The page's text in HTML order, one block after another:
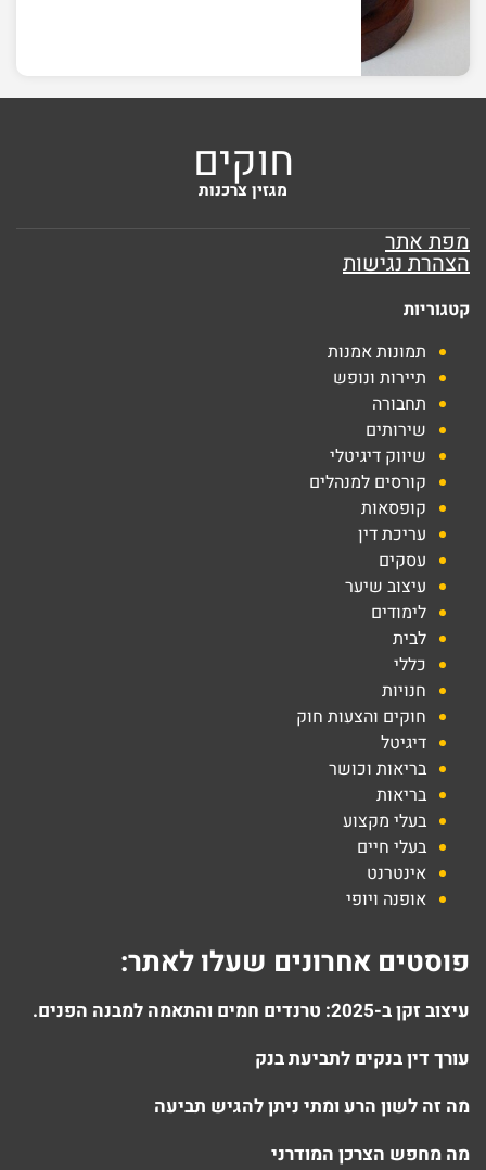
חוקים
מגזין צרכנות
מפת אתר
הצהרת נגישות
קטגוריות
תמונות אמנות
תיירות ונופש
תחבורה
שירותים
שיווק דיגיטלי
קורסים למנהלים
קופסאות
עריכת דין
עסקים
עיצוב שיער
לימודים
לבית
כללי
חנויות
חוקים והצעות חוק
דיגיטל
בריאות וכושר
בריאות
בעלי מקצוע
בעלי חיים
אינטרנט
אופנה ויופי
פוסטים אחרונים שעלו לאתר:
עיצוב זקן ב-2025: טרנדים חמים והתאמה למבנה הפנים.
עורך דין בנקים לתביעת בנק
מה זה לשון הרע ומתי ניתן להגיש תביעה
מה מחפש הצרכן המודרני